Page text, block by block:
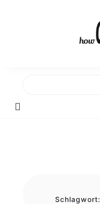
Schlagwort: